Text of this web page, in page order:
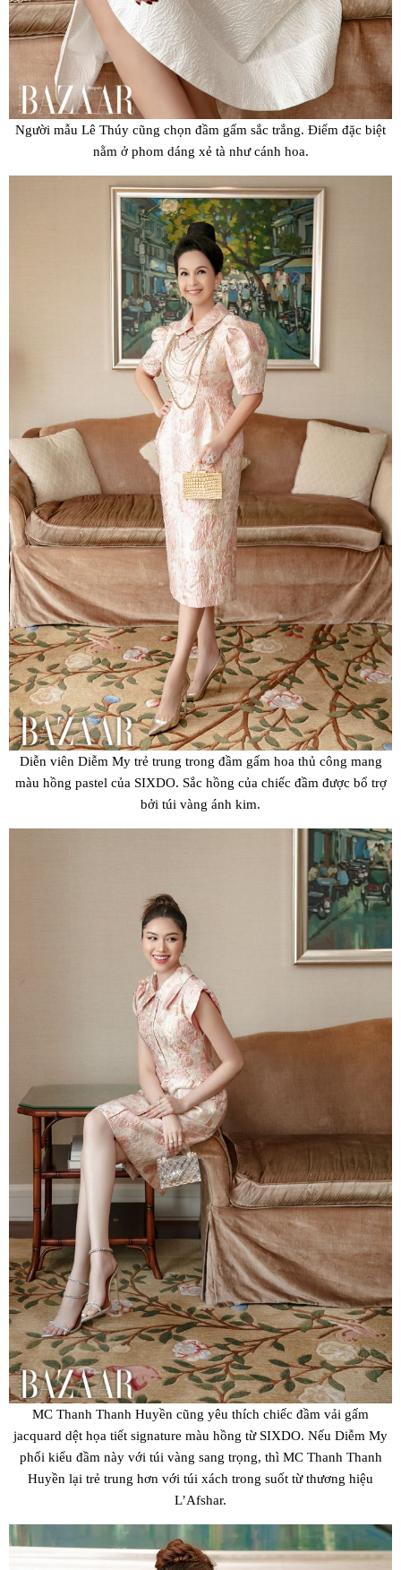
Người mẫu Lê Thúy cũng chọn đầm gấm sắc trắng. Điểm đặc biệt
nằm ở phom dáng xẻ tà như cánh hoa.
Diễn viên Diễm My trẻ trung trong đầm gấm hoa thủ công mang
màu hồng pastel của SIXDO. Sắc hồng của chiếc đầm được bổ trợ
bởi túi vàng ánh kim.
MC Thanh Thanh Huyền cũng yêu thích chiếc đầm vải gấm
jacquard dệt họa tiết signature màu hồng từ SIXDO. Nếu Diễm My
phối kiểu đầm này với túi vàng sang trọng, thì MC Thanh Thanh
Huyền lại trẻ trung hơn với túi xách trong suốt từ thương hiệu
L’Afshar.